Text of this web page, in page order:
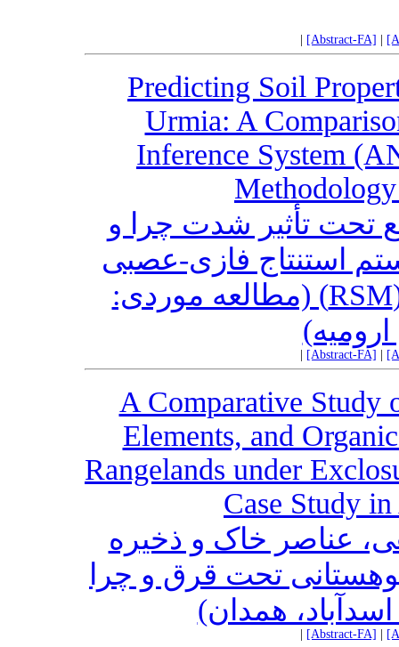
[Abstract-FA]
Predicting Soil
Urmia: A
Inference System
تحت تأثیر شدت چرا و
استنتاج فازی-عصبی
(ANFIS) و روش سطح پاسخ (RSM) (مطالعه موردی:
[Abstract-FA]
A Comparative Study
Elements, and
Rangelands under
Case Study
عناصر خاک و ذخیره
تحت قرق و چرا
همدان)
[Abstract-FA]